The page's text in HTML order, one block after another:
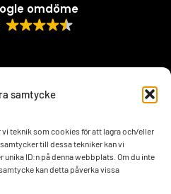
samtycke
vi teknik som cookies för att lagra och/eller
till dessa tekniker kan vi
ID:n på denna webbplats. Om du inte
kan detta påverka vissa
omdöme